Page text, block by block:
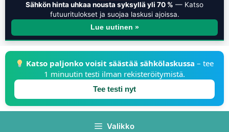
Sähkön hinta uhkaa nousta syksyllä yli 70 % — Katso
futuuritulokset ja suojaa laskusi ajoissa.
Lue uutinen »
Katso paljonko voisit säästää sähkölaskussa – tee
1 minuutin testi ilman rekisteröitymistä.
Tee testi nyt
Valikko